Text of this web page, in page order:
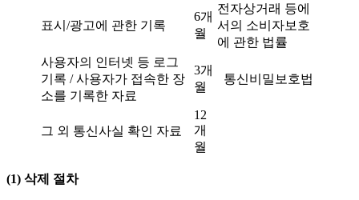
표시/광고에 관한 기록
6개
월
전자상거래 등에
서의 소비자보호
에 관한 법률
사용자의 인터넷 등 로그
기록 / 사용자가 접속한 장
소를 기록한 자료
3개
월
통신비밀보호법
그 외 통신사실 확인 자료
12
개
월
(1) 삭제 절차